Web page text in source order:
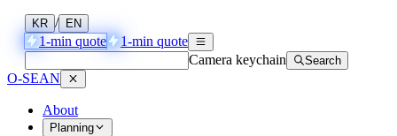
KR / EN
1-min quote
1-min quote
Camera keychain
Search
O-SEAN
About
Planning